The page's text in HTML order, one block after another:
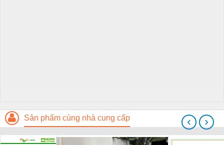
Sản phẩm cùng nhà cung cấp ‹ ›